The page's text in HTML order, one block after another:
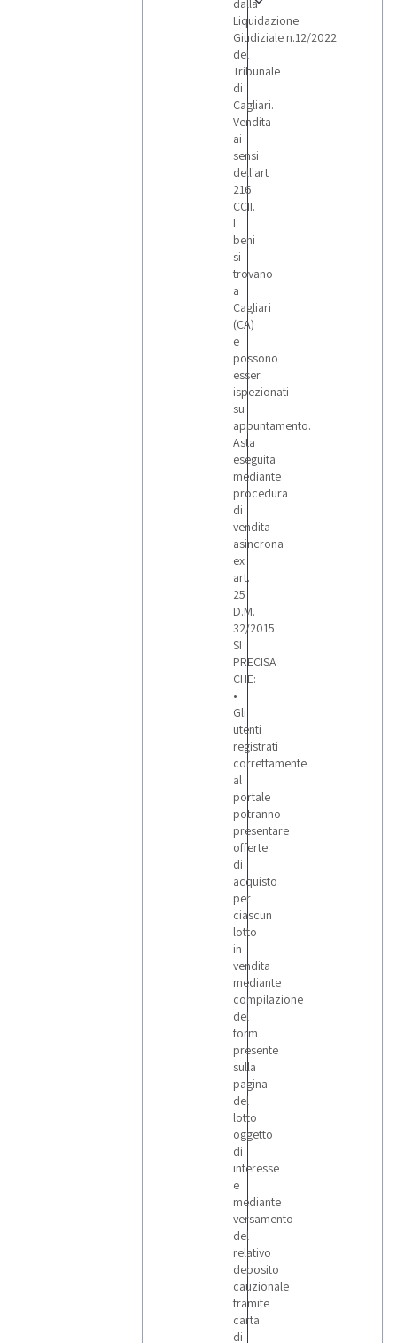
dalla
Liquidazione
Giudiziale n.12/2022
del
Tribunale
di
Cagliari.
Vendita
ai
sensi
dell'art
216
CCII.
I
beni
si
trovano
a
Cagliari
(CA)
e
possono
esser
ispezionati
su
appuntamento.
Asta
eseguita
mediante
procedura
di
vendita
asincrona
ex
art.
25
D.M.
32/2015
SI
PRECISA
CHE:
•
Gli
utenti
registrati
correttamente
al
portale
potranno
presentare
offerte
di
acquisto
per
ciascun
lotto
in
vendita
mediante
compilazione
del
form
presente
sulla
pagina
del
lotto
oggetto
di
interesse
e
mediante
versamento
del
relativo
deposito
cauzionale
tramite
carta
di